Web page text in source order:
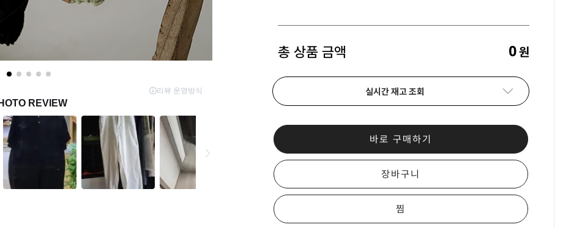
총 상품 금액 0원
실시간 재고 조회
바로 구매하기
장바구니
찜